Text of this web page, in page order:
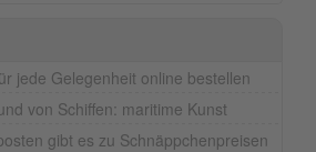
jede Gelegenheit online bestellen
von Schiffen: maritime Kunst
gibt es zu Schnäppchenpreisen